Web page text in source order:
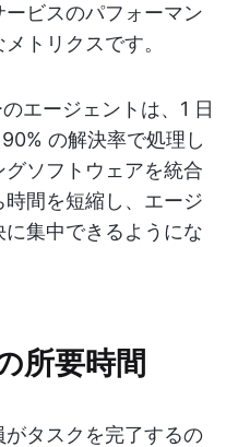
ビスのパフォーマン
トリクスです。
エージェントは、1 日
の解決率で処理し
ソフトウェアを統合
間を短縮し、エージ
集中できるようにな
所要時間
タスクを完了するの